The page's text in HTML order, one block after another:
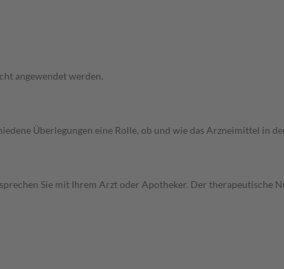
angewendet werden.
Überlegungen eine Rolle, ob und wie das Arzneimittel in
Sie mit Ihrem Arzt oder Apotheker. Der therapeutische